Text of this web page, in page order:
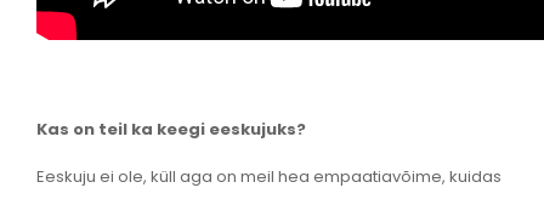
Kas on teil ka keegi eeskujuks?
Eeskuju ei ole, küll aga on meil hea empaatiavõime, kuidas